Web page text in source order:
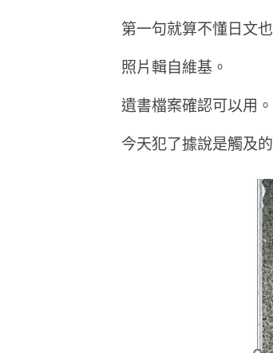
第一句就算不懂日文
照片輯自維基。
遺書檔案確認可以用。
今天犯了據說是觸及